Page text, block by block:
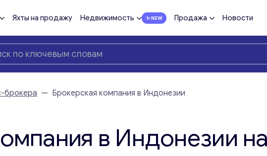
Яхты на продажу Недвижимость Продажа Новости
брокера — Брокерская компания в Индонезии
в Индонезии на